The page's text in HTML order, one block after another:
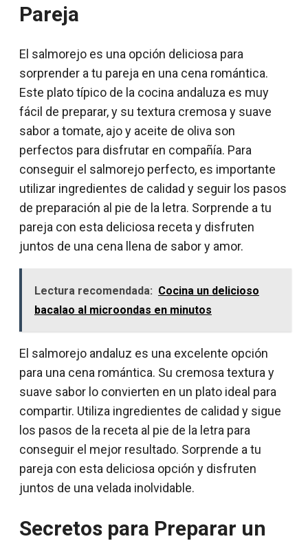
Pareja
El salmorejo es una opción deliciosa para
sorprender a tu pareja en una cena romántica.
Este plato típico de la cocina andaluza es muy
fácil de preparar, y su textura cremosa y suave
sabor a tomate, ajo y aceite de oliva son
perfectos para disfrutar en compañía. Para
conseguir el salmorejo perfecto, es importante
utilizar ingredientes de calidad y seguir los pasos
de preparación al pie de la letra. Sorprende a tu
pareja con esta deliciosa receta y disfruten
juntos de una cena llena de sabor y amor.
Lectura recomendada: Cocina un delicioso
bacalao al microondas en minutos
El salmorejo andaluz es una excelente opción
para una cena romántica. Su cremosa textura y
suave sabor lo convierten en un plato ideal para
compartir. Utiliza ingredientes de calidad y sigue
los pasos de la receta al pie de la letra para
conseguir el mejor resultado. Sorprende a tu
pareja con esta deliciosa opción y disfruten
juntos de una velada inolvidable.
Secretos para Preparar un